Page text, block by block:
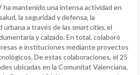
ha mantenido una intensa actividad en
la seguridad y defensa, la
urbana a través de las smart cities, el
y calzado. En total, colaboró
e instituciones mediante proyectos
De estas colaboraciones, el 25
ubicadas en la Comunitat Valenciana,